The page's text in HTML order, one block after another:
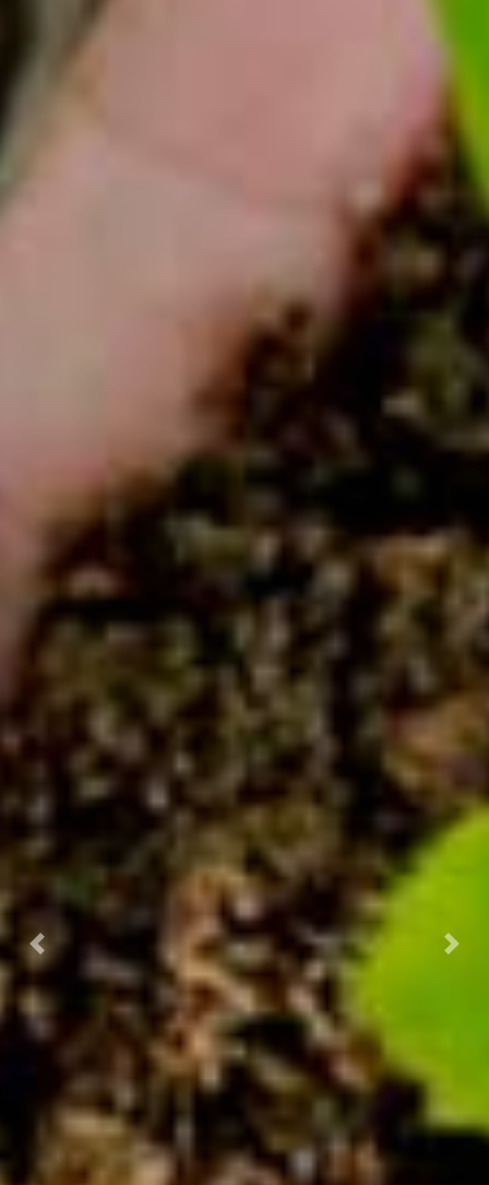
Previous Next